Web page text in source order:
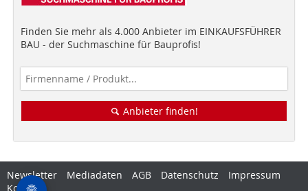
Finden Sie mehr als 4.000 Anbieter im EINKAUFSFÜHRER
BAU - der Suchmaschine für Bauprofis!
Anbieter finden!
Newsletter Mediadaten AGB Datenschutz
Impressum
Kontakt